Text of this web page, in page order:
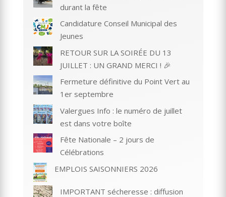
durant la fête
Candidature Conseil Municipal des
Jeunes
RETOUR SUR LA SOIRÉE DU 13
JUILLET : UN GRAND MERCI ! 🎉
Fermeture définitive du Point Vert au
1er septembre
Valergues Info : le numéro de juillet
est dans votre boîte
Fête Nationale – 2 jours de
Célébrations
EMPLOIS SAISONNIERS 2026
IMPORTANT sécheresse : diffusion